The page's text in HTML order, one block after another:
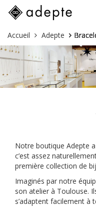
Aller
au
contenu
Vous
êtes
ici :
Accueil Adepte
Notre boutique Adepte
c’est assez
première collection de
Imaginés par notre
son atelier à Toulouse.
s’adaptent facilement à